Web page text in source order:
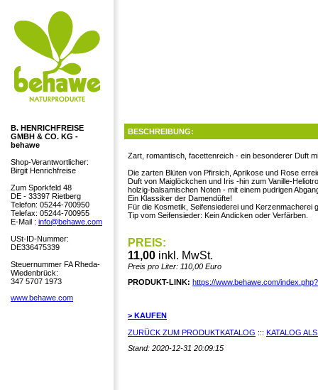
B. HENRICHFREISE
GMBH & CO. KG -
behawe
Shop-Verantwortlicher:
Birgit Henrichfreise
Zum Sporkfeld 48
DE - 33397 Rietberg
Telefon: 05244-700950
Telefax: 05244-700955
E-Mail : info@behawe.com
USt-ID-Nummer:
DE336475339
Steuernummer FA Rheda-
Wiedenbrück:
347 5707 1973
www.behawe.com
BESCHREIBUNG:
Zart, romantisch, facettenreich - ein besonderer Duft
Die zarten Blüten von Pfirsich, Aprikose und Rose
Duft von Maiglöckchen und Iris -hin zum Vanille-
holzig-balsamischen Noten - mit einem pudrigen
Ein Klassiker der Damendüfte!
Für die Kosmetik, Seifensiederei und Kerzenmacherei
Tip vom Seifensieder: Kein Andicken oder Verfärben.
PREIS:
11,00 inkl. MwSt.
Preis pro Liter: 110,00 Euro
PRODUKT-LINK: https://www.behawe.com/
> KAUFEN
ZURÜCK ZUM PRODUKTKATALOG ::: KATALOG
Stand: 2020-12-31 20:09:15